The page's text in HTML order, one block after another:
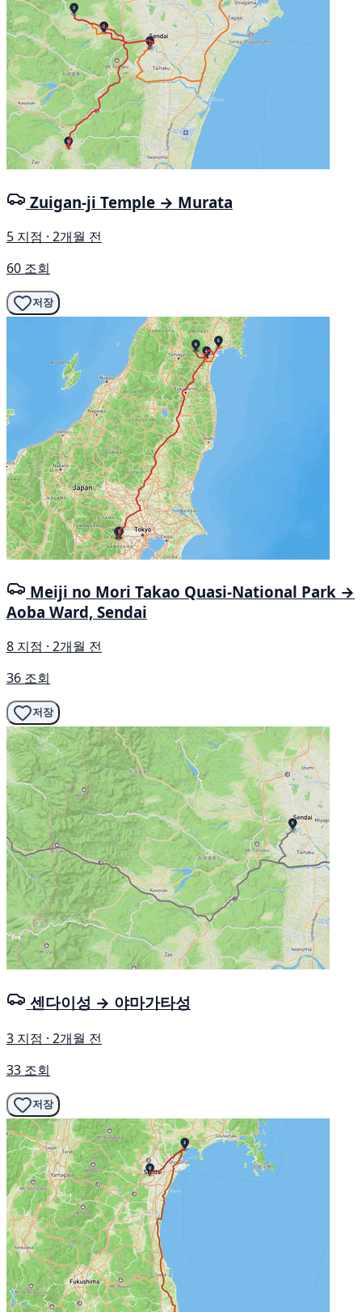
Zuigan-ji Temple → Murata
5 지점 · 2개월 전
60 조회
저장
Meiji no Mori Takao Quasi-National Park →
Aoba Ward, Sendai
8 지점 · 2개월 전
36 조회
저장
센다이성 → 야마가타성
3 지점 · 2개월 전
33 조회
저장